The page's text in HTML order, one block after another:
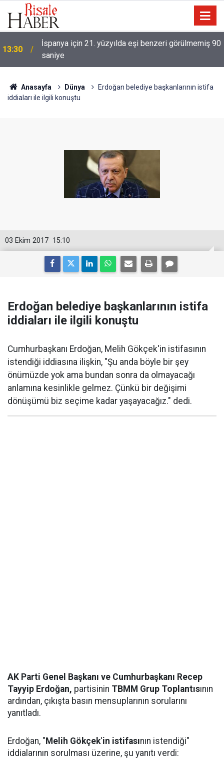
13:30
İspanya için 21. yüzyılda eşi benzeri görülmemiş 90
saniye
Anasayfa Dünya
Erdoğan belediye başkanlarının istifa
iddiaları ile ilgili konuştu
15:10
03 Ekim 2017
Erdoğan belediye başkanlarının istifa
iddiaları ile ilgili konuştu
Cumhurbaşkanı Erdoğan, Melih Gökçek'in istifasının
istendiği iddiasına ilişkin, "Şu anda böyle bir şey
önümüzde yok ama bundan sonra da olmayacağı
anlamına kesinlikle gelmez. Çünkü bir değişimi
dönüşümü biz seçime kadar yaşayacağız." dedi.
AK Parti Genel Başkanı ve Cumhurbaşkanı Recep
Tayyip Erdoğan, partisinin TBMM Grup Toplantısının
ardından, çıkışta basın mensuplarının sorularını
yanıtladı.
Erdoğan, " Melih Gökçek'in istifasının istendiği"
iddialarının sorulması üzerine, şu yanıtı verdi: